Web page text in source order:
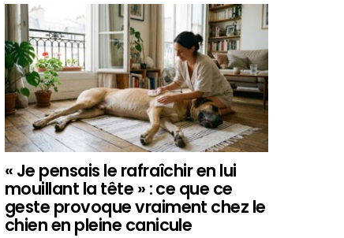
« Je pensais le rafraîchir en lui
mouillant la tête » : ce que ce
geste provoque vraiment chez le
chien en pleine canicule